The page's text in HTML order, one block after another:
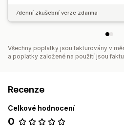
7denní zkušební verze zdarma
Všechny poplatky jsou fakturovány v
a poplatky založené na použití jsou
Recenze
Celkové hodnocení
0